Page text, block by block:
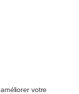
votre